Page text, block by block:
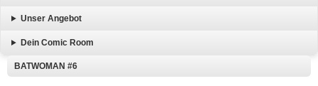
Unser Angebot
Dein Comic Room
BATWOMAN #6